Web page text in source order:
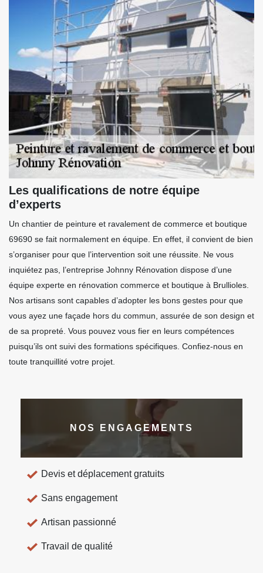
Les qualifications de notre équipe
d’experts
Un chantier de peinture et ravalement de commerce et boutique
69690 se fait normalement en équipe. En effet, il convient de bien
s’organiser pour que l’intervention soit une réussite. Ne vous
inquiétez pas, l’entreprise Johnny Rénovation dispose d’une
équipe experte en rénovation commerce et boutique à Brullioles.
Nos artisans sont capables d’adopter les bons gestes pour que
vous ayez une façade hors du commun, assurée de son design et
de sa propreté. Vous pouvez vous fier en leurs compétences
puisqu’ils ont suivi des formations spécifiques. Confiez-nous en
toute tranquillité votre projet.
NOS ENGAGEMENTS
Devis et déplacement gratuits
Sans engagement
Artisan passionné
Travail de qualité